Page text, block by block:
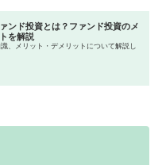
ンド投資とは？ファンド投資のメ
を解説
、メリット・デメリットについて解説し